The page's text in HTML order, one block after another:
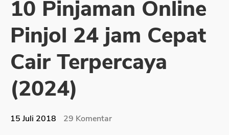
Sekuritas Saham
Bank Digital
Crypto
Assets Crypto
Exchange
10 Pinjaman Online
Pinjol 24 jam Cepat
Cair Terpercaya
(2024)
15 Juli 2018 29 Komentar